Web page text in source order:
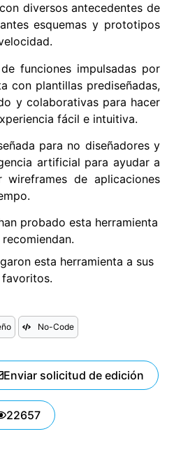
diversos antecedentes de
esquemas y prototipos
funciones impulsadas por
con plantillas prediseñadas,
y colaborativas para hacer
fácil e intuitiva.
para no diseñadores y
artificial para ayudar a
wireframes de aplicaciones
probado esta herramienta
esta herramienta a sus
favoritos.
No-Code
Enviar solicitud de edición
22657